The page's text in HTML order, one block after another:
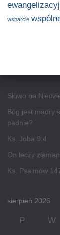
wsparcie
Słowo na
Bóg jest mądry
padnie?
Ks. Joba 9:4
On leczy
Ks. Psalmów
sierpień 2026
P W